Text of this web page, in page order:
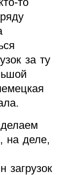
за ту
на деле,
загрузок